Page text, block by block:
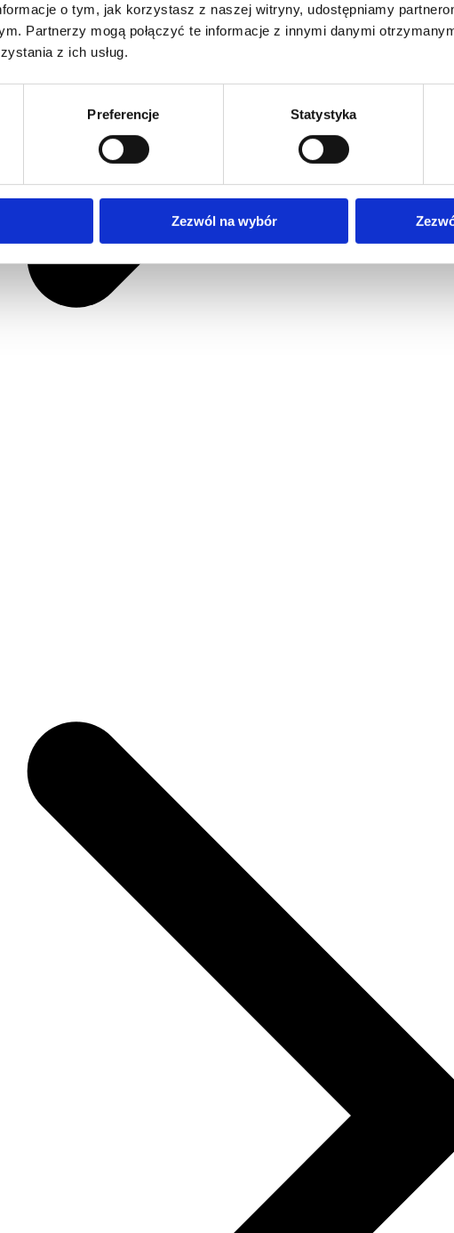
o tym, jak korzystasz z naszej witryny, udostępniamy
Partnerzy mogą połączyć te informacje z innymi danymi
z ich usług.
Preferencje Statystyka
Zezwól na wybór